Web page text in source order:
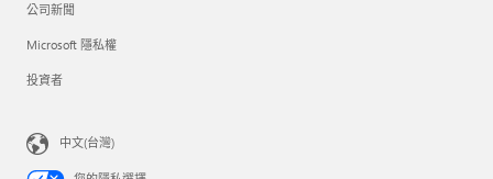
公司新聞
Microsoft 隱私權
投資者
中文(台灣)